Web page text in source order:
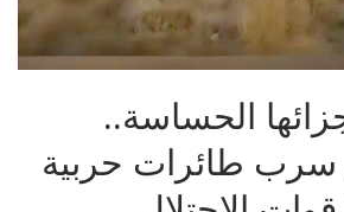
الحساسة..
طائرات حربية